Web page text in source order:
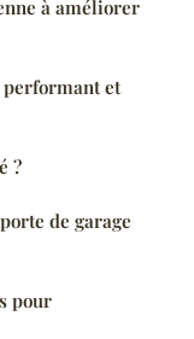
à améliorer
performant et
?
de garage
pour